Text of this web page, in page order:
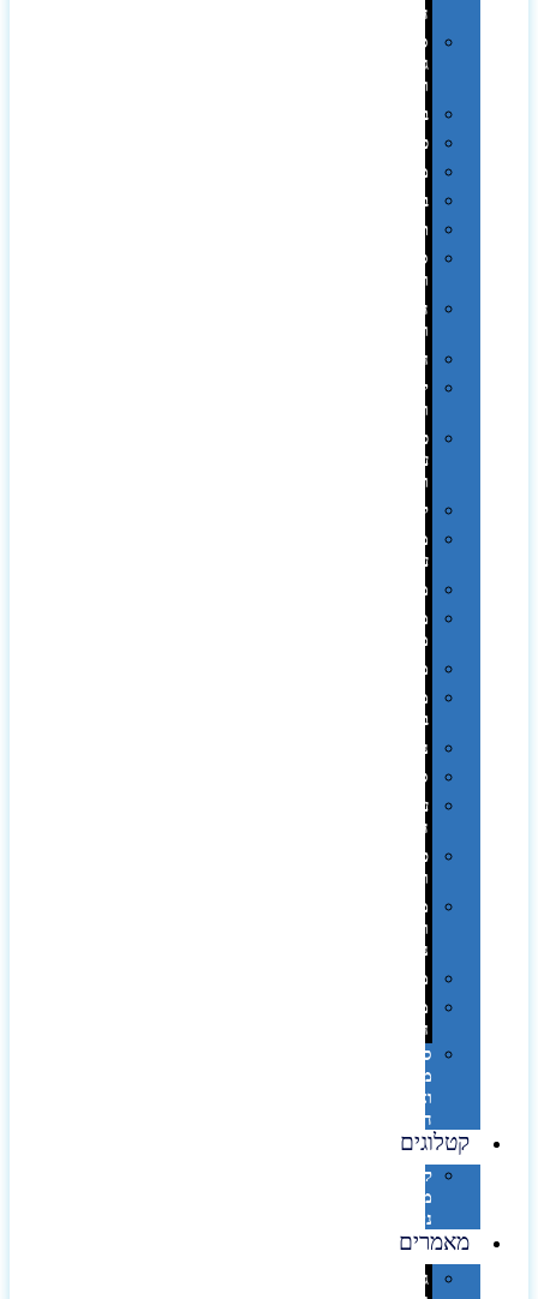
היקפי
סוללות
גיבוי
ומטענים
ביגוד
כובעים
מגבות
בקבוקים
תרמי
ספלים
וכוסות
הוקרה
ואומנות
חגים
יין
ומארזים
כלי
עבודה
ופנסים
למטבח
מוצרי
עור
מחברות
מחזיקי
מפתחות
משחקים
מתנה
בפחית
נסיעות
ספורט
על
השולחן…
פינוק
וספא
מזוודות
ותיקי
נסיעות
מטריות
מוצרי
חוף
סביבת
מחשב
וציוד
היקפי
קטלוגים
קטלוג
מוצרי
נייר
מאמרים
גימורים